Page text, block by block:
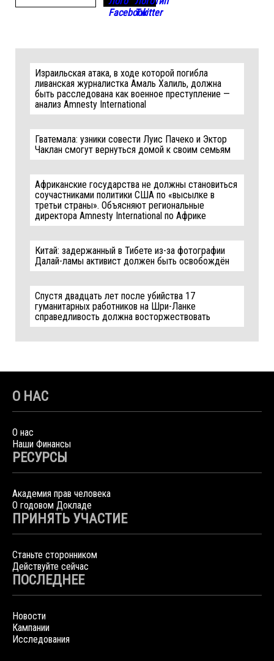
Израильская атака, в ходе которой погибла
ливанская журналистка Амаль Халиль, должна
быть расследована как военное преступление —
анализ Amnesty International
Гватемала: узники совести Луис Пачеко и Эктор
Чаклан смогут вернуться домой к своим семьям
Африканские государства не должны становиться
соучастниками политики США по «высылке в
третьи страны». Объясняют региональные
директора Amnesty International по Африке
Китай: задержанный в Тибете из-за фотографии
Далай-ламы активист должен быть освобождён
Спустя двадцать лет после убийства 17
гуманитарных работников на Шри-Ланке
справедливость должна восторжествовать
О НАС
О нас
Наши Финансы
РЕСУРСЫ
Академия прав человека
О годовом Докладе
ПРИНЯТЬ УЧАСТИЕ
Станьте сторонником
Действуйте сейчас
ПОСЛЕДНЕЕ
Новости
Кампании
Исследования